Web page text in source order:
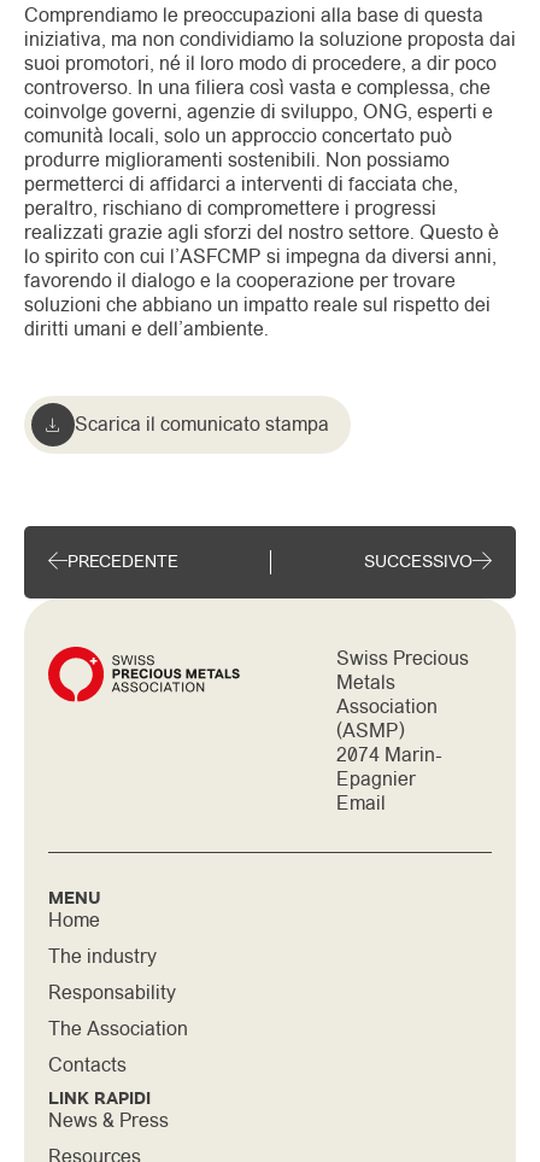
Comprendiamo le preoccupazioni alla base di questa
iniziativa, ma non condividiamo la soluzione proposta dai
suoi promotori, né il loro modo di procedere, a dir poco
controverso. In una filiera così vasta e complessa, che
coinvolge governi, agenzie di sviluppo, ONG, esperti e
comunità locali, solo un approccio concertato può
produrre miglioramenti sostenibili. Non possiamo
permetterci di affidarci a interventi di facciata che,
peraltro, rischiano di compromettere i progressi
realizzati grazie agli sforzi del nostro settore. Questo è
lo spirito con cui l’ASFCMP si impegna da diversi anni,
favorendo il dialogo e la cooperazione per trovare
soluzioni che abbiano un impatto reale sul rispetto dei
diritti umani e dell’ambiente.
Scarica il comunicato stampa
PRECEDENTE SUCCESSIVO
Swiss Precious
Metals
Association
(ASMP)
2074 Marin-
Epagnier
Email
MENU
Home
The industry
Responsability
The Association
Contacts
LINK RAPIDI
News & Press